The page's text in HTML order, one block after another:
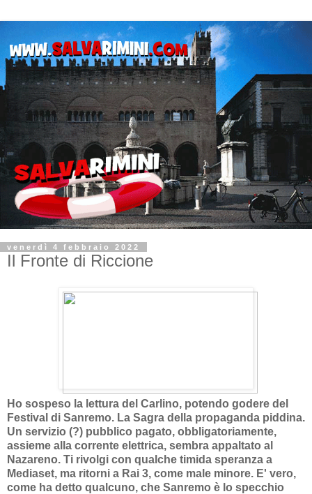
venerdì 4 febbraio 2022
Il Fronte di Riccione
Ho sospeso la lettura del Carlino, potendo godere del
Festival di Sanremo. La Sagra della propaganda piddina.
Un servizio (?) pubblico pagato, obbligatoriamente,
assieme alla corrente elettrica, sembra appaltato al
Nazareno. Ti rivolgi con qualche timida speranza a
Mediaset, ma ritorni a Rai 3, come male minore. E' vero,
come ha detto qualcuno, che Sanremo è lo specchio